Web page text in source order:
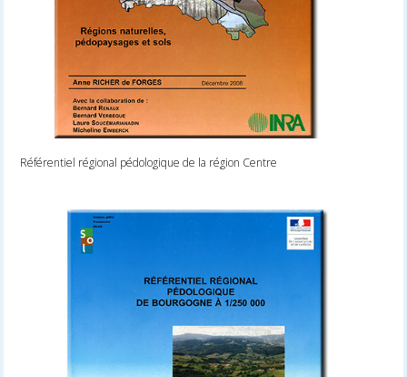
Référentiel régional pédologique de la région Centre